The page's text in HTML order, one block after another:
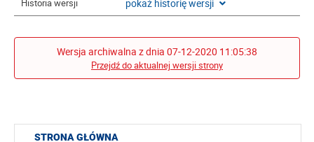
Historia wersji pokaż historię wersji
Wersja archiwalna z dnia 07-12-2020 11:05:38
Przejdź do aktualnej wersji strony
STRONA GŁÓWNA